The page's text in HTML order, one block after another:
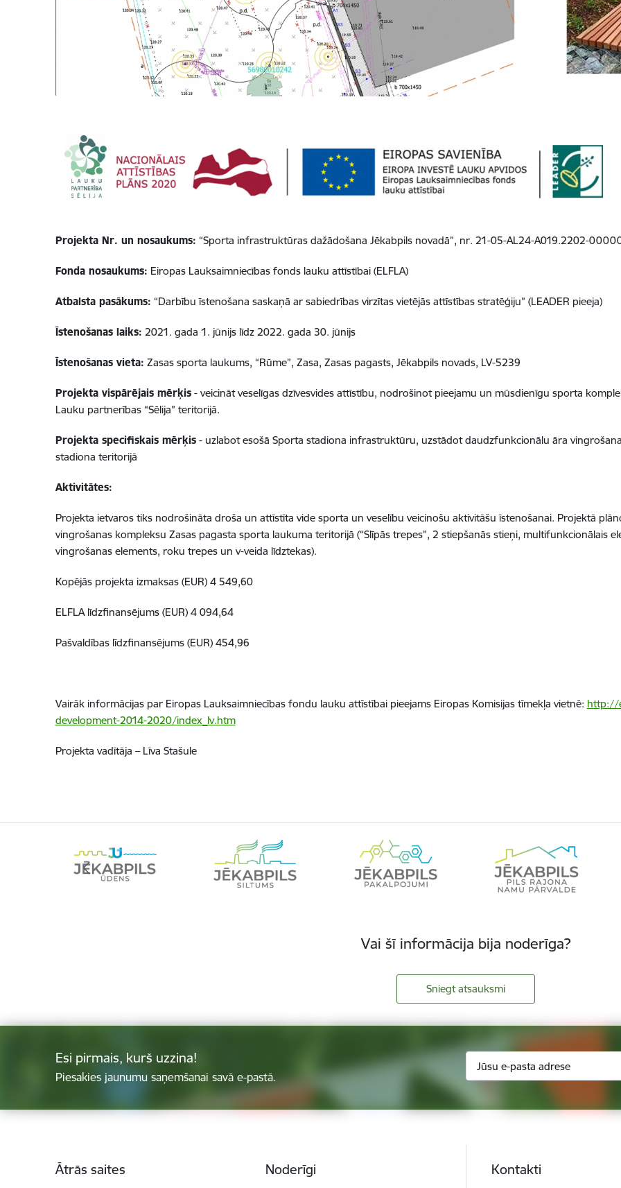
Projekta Nr. un nosaukums: “Sporta infrastruktūras dažādošana Jēkabpils novadā”, nr. 21-05-AL24-A019.2202-
Fonda nosaukums: Eiropas Lauksaimniecības fonds lauku attīstībai (ELFLA)
Atbalsta pasākums: “Darbību īstenošana saskaņā ar sabiedrības virzītas vietējās attīstības stratēģiju” (LEADER pieeja)
Īstenošanas laiks: 2021. gada 1. jūnijs līdz 2022. gada 30. jūnijs
Īstenošanas vieta: Zasas sporta laukums, “Rūme”, Zasa, Zasas pagasts, Jēkabpils novads, LV-5239
Projekta vispārējais mērķis- veicināt veselīgas dzīvesvides attīstību, nodrošinot pieejamu un mūsdienīgu sporta
Lauku partnerības “Sēlija” teritorijā.
Projekta specifiskais mērķis- uzlabot esošā Sporta stadiona infrastruktūru, uzstādot daudzfunkcionālu āra
stadiona teritorijā
Aktivitātes:
Projekta ietvaros tiks nodrošināta droša un attīstīta vide sporta un veselību veicinošu aktivitāšu īstenošanai. Projektā
vingrošanas kompleksu Zasas pagasta sporta laukuma teritorijā (“Slīpās trepes”, 2 stiepšanās stieņi, multifunkcionālais
vingrošanas elements, roku trepes un v-veida līdztekas).
Kopējās projekta izmaksas (EUR) 4 549,60
ELFLA līdzfinansējums (EUR) 4 094,64
Pašvaldības līdzfinansējums (EUR) 454,96
Vairāk informācijas par Eiropas Lauksaimniecības fondu lauku attīstībai pieejams Eiropas Komisijas tīmekļa vietnē: http://
development-2014-2020/index_lv.htm
Projekta vadītāja – Līva Stašule
Vai šī informācija bija noderīga?
Sniegt atsauksmi
Esi pirmais, kurš uzzina!
Piesakies jaunumu saņemšanai savā e-pastā.
Ātrās saites Noderīgi Kontakti